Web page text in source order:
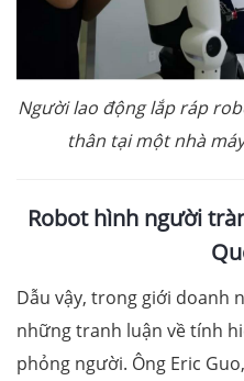
Người lao động lắp ráp
thân tại một nhà
Robot hình người
Dẫu vậy, trong giới doanh
những tranh luận về tính
phỏng người. Ông Eric